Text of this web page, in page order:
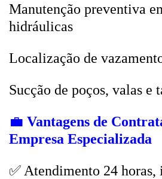
Manutenção preventiva
hidráulicas
Localização de
Sucção de poços, valas e
💼 Vantagens de
Empresa Especializada
✅ Atendimento 24